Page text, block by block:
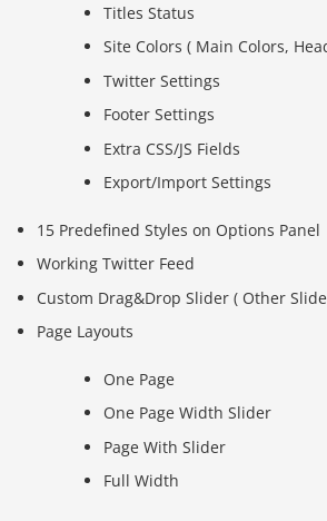
Titles Status
Site Colors ( Main Colors,
Twitter Settings
Footer Settings
Extra CSS/JS Fields
Export/Import Settings
15 Predefined Styles on Options Panel
Working Twitter Feed
Custom Drag&Drop Slider ( Other
Page Layouts
One Page
One Page Width Slider
Page With Slider
Full Width